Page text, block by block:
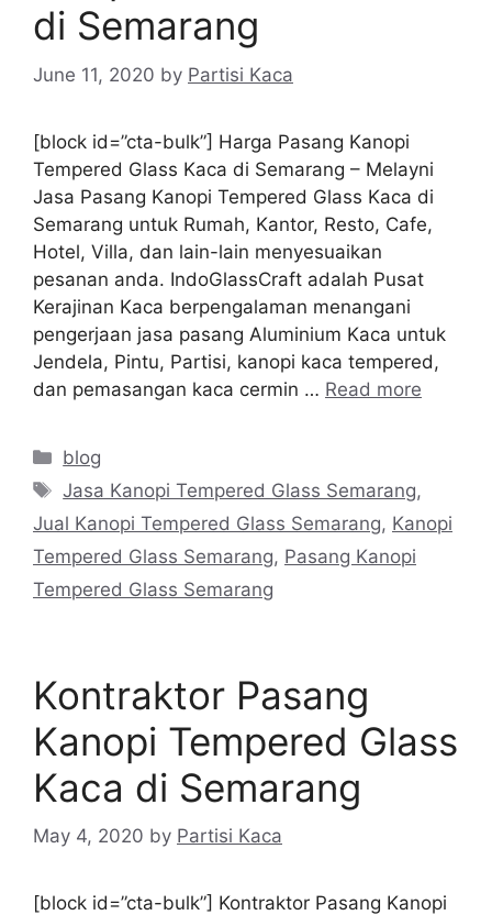
di Semarang
June 11, 2020 by Partisi Kaca
[block id=”cta-bulk”] Harga Pasang Kanopi
Tempered Glass Kaca di Semarang – Melayni
Jasa Pasang Kanopi Tempered Glass Kaca di
Semarang untuk Rumah, Kantor, Resto, Cafe,
Hotel, Villa, dan lain-lain menyesuaikan
pesanan anda. IndoGlassCraft adalah Pusat
Kerajinan Kaca berpengalaman menangani
pengerjaan jasa pasang Aluminium Kaca untuk
Jendela, Pintu, Partisi, kanopi kaca tempered,
dan pemasangan kaca cermin … Read more
Categories
blog
Tags
Jasa Kanopi Tempered Glass Semarang,
Jual Kanopi Tempered Glass Semarang, Kanopi
Tempered Glass Semarang, Pasang Kanopi
Tempered Glass Semarang
Kontraktor Pasang
Kanopi Tempered Glass
Kaca di Semarang
May 4, 2020 by Partisi Kaca
[block id=”cta-bulk”] Kontraktor Pasang Kanopi